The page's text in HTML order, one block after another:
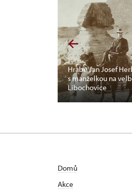
Hrabě Jan Josef
s manželkou na
Libochovice
Domů
Akce